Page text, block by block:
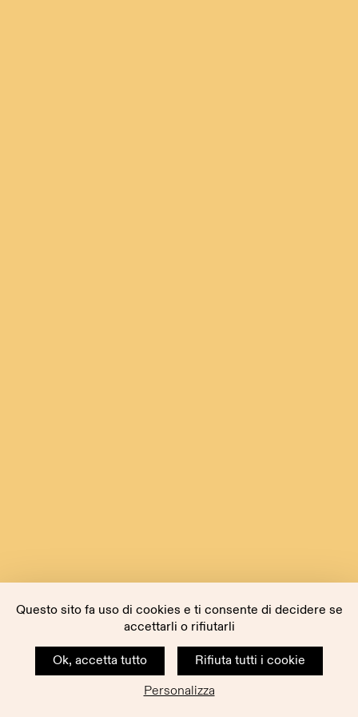
Questo sito fa uso di cookies e ti consente di decidere se
accettarli o rifiutarli
Ok, accetta tutto
Rifiuta tutti i cookie
Personalizza